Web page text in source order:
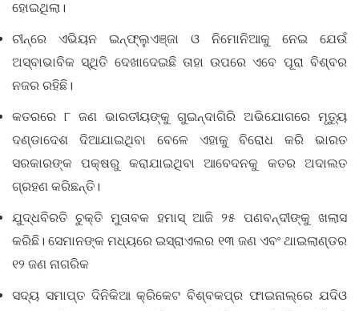
ହୋଇଥିଲା।
ଚୀନ୍‌ରେ ଏଭିୟନ ଇନ୍‌ଫ୍ଲୁଏଞ୍ଜା ଓ ନିମୋନିଆକୁ ନେଇ ଯେଉଁ
ଅସ୍ବାଭାବିକ ସ୍ଥିତି ଦେଖାଦେଇଛି ତାହା ଉପରେ ଏବେ ପୂରା ବିଶ୍ବର
ନଜର ରହିଛି।
କତରରେ ୮ ଜଣ ଭାରତୀୟଙ୍କୁ ଗୁଇନ୍ଦାଗିରି ଅଭିଯୋଗରେ ମୃତ୍ୟୁ
ଦଣ୍ଡାଦେଶ ଦିଆଯାଇଥିବା ବେଳେ ଏହାକୁ ବିରୋଧ କରି ଭାରତ
ସରକାରଙ୍କ ପକ୍ଷରୁ କରାଯାଇଥିବା ଆବେଦନକୁ କତର ଅଦାଲତ
ଗ୍ରହଣ କରିଛନ୍ତି।
ଯୁଦ୍ଧବିରତି ଚୁକ୍ତି ମୁତାବକ ହମାସ୍‌ ଆଜି ୨୫ ପଣବନ୍ଦୀଙ୍କୁ ଖଲାସ
କରିଛି। ସେମାନଙ୍କ ମଧ୍ୟରେ ଇସ୍ରାଏଲର ୧୩ ଜଣ ଏବଂ ଥାଇଲାଣ୍ଡର
୧୨ ଜଣ ନାଗରିକ
ସଦ୍ୟ ସମାପ୍ତ ଦିନିକିଆ କ୍ରିକେଟ ବିଶ୍ବକପ୍‌ର ଫାଇନାଲ୍‌ରେ ଯଦିଓ